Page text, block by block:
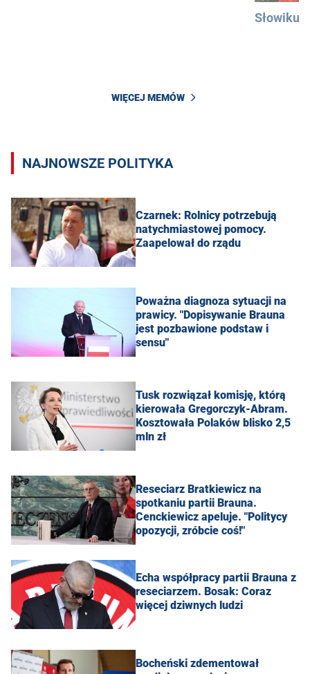
Słowiku
WIĘCEJ MEMÓW
NAJNOWSZE POLITYKA
Czarnek: Rolnicy potrzebują
natychmiastowej pomocy.
Zaapelował do rządu
Poważna diagnoza sytuacji na
prawicy. "Dopisywanie Brauna
jest pozbawione podstaw i
sensu"
Tusk rozwiązał komisję, którą
kierowała Gregorczyk-Abram.
Kosztowała Polaków blisko 2,5
mln zł
Reseciarz Bratkiewicz na
spotkaniu partii Brauna.
Cenckiewicz apeluje. "Politycy
opozycji, zróbcie coś!"
Echa współpracy partii Brauna z
reseciarzem. Bosak: Coraz
więcej dziwnych ludzi
Bocheński zdementował